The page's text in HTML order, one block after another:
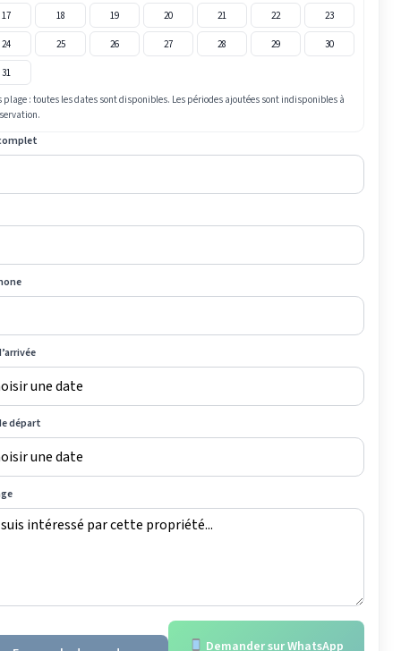
17 18 19 20 21 22 23
24 25 26 27 28 29 30
31
plage : toutes les dates sont disponibles. Les périodes ajoutées sont indisponibles à
départ
Demander sur WhatsApp